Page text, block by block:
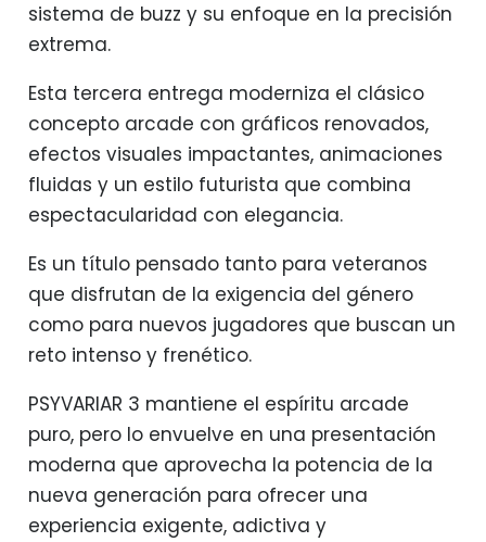
sistema de buzz y su enfoque en la precisión
extrema.
Esta tercera entrega moderniza el clásico
concepto arcade con gráficos renovados,
efectos visuales impactantes, animaciones
fluidas y un estilo futurista que combina
espectacularidad con elegancia.
Es un título pensado tanto para veteranos
que disfrutan de la exigencia del género
como para nuevos jugadores que buscan un
reto intenso y frenético.
PSYVARIAR 3 mantiene el espíritu arcade
puro, pero lo envuelve en una presentación
moderna que aprovecha la potencia de la
nueva generación para ofrecer una
experiencia exigente, adictiva y